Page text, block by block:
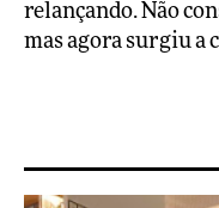
relançando. Não
mas agora surgiu a